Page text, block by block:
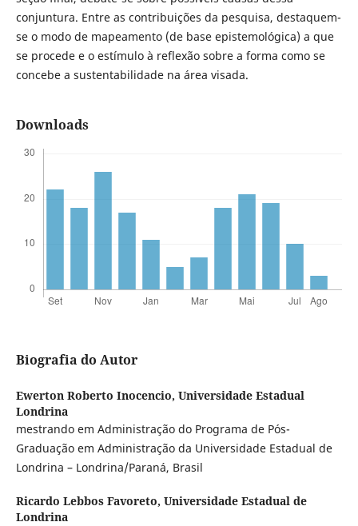
conjuntura. Entre as contribuições da pesquisa, destaquem-
se o modo de mapeamento (de base epistemológica) a que
se procede e o estímulo à reflexão sobre a forma como se
concebe a sustentabilidade na área visada.
Downloads
Biografia do Autor
Ewerton Roberto Inocencio, Universidade Estadual
Londrina
mestrando em Administração do Programa de Pós-
Graduação em Administração da Universidade Estadual de
Londrina – Londrina/Paraná, Brasil
Ricardo Lebbos Favoreto, Universidade Estadual de
Londrina